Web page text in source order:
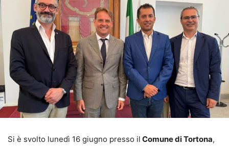
Si è svolto lunedì 16 giugno presso il Comune di Tortona,